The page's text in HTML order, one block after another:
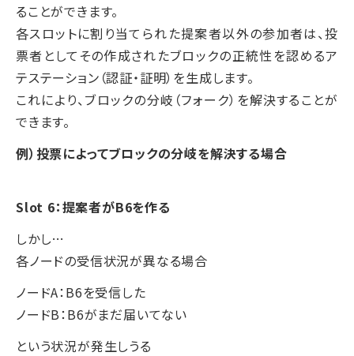
ることができます。
各スロットに割り当てられた提案者以外の参加者は、投
票者としてその作成されたブロックの正統性を認めるア
テステーション（認証・証明）を生成します。
これにより、ブロックの分岐（フォーク）を解決することが
できます。
例）投票によってブロックの分岐を解決する場合
Slot 6：提案者がB6を作る
しかし…
各ノードの受信状況が異なる場合
ノードA：B6を受信した
ノードB：B6がまだ届いてない
という状況が発生しうる